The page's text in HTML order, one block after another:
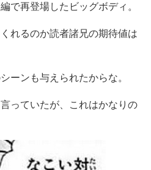
で再登場したビッグボディ。
れるのか読者諸兄の期待値は
ーンも与えられたからな。
っていたが、これはかなりの